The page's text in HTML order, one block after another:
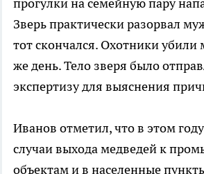
прогулки на семейную пару
Зверь практически разорвал
тот скончался. Охотники убили
же день. Тело зверя было
экспертизу для выяснения
Иванов отметил, что в этом
случаи выхода медведей к
объектам и в населенные